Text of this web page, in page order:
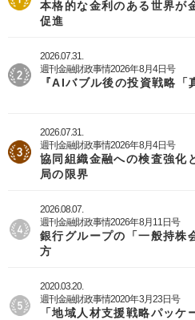
本格的な金利のある世界が
促進
2026.07.31.
週刊金融財政事情2026年8月4日号
『AIバブル後の投資戦略「
2026.07.31.
週刊金融財政事情2026年8月4日号
協同組織金融への検査強化
局の限界
2026.08.07.
週刊金融財政事情2026年8月11日号
銀行グループの「一般持株
方
2020.03.20.
週刊金融財政事情2020年3月23日号
「地域人材支援戦略パッ